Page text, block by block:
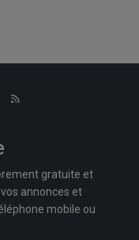
gratuite et
annonces et
mobile ou